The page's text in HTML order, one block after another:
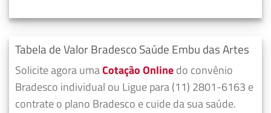
Tabela de Valor Bradesco Saúde Embu das Artes
Solicite agora umaCotação Onlinedo convênio
Bradesco individual ou Ligue para (11) 2801-6163 e
contrate o plano Bradesco e cuide da sua saúde.